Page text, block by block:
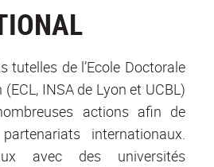
tutelles de l’Ecole Doctorale
INSA de Lyon et UCBL)
actions afin de
internationaux.
avec des universités